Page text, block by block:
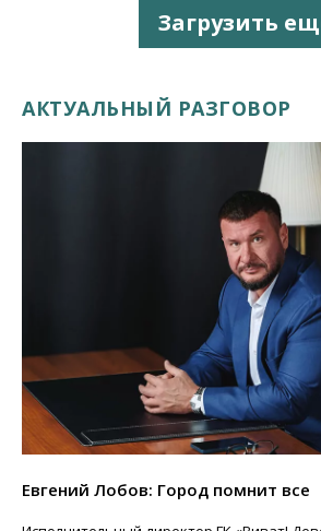
Загрузить
АКТУАЛЬНЫЙ РАЗГОВОР
Евгений Лобов: Город помнит все